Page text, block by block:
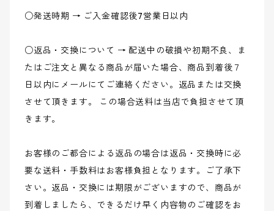
○発送時期 → ご入金確認後7営業日以内
○返品・交換について → 配送中の破損や初期不良、ま
たはご注文と異なる商品が届いた場合、商品到着後７
日以内にメールにてご連絡ください。返品または交換
させて頂きます。 この場合送料は当店で負担させて頂
きます。
お客様のご都合による返品の場合は返品・交換時に必
要な送料・手数料はお客様負担となります。ご了承下
さい。返品・交換には期限がございますので、商品が
到着しましたら、できるだけ早く内容物のご確認をお